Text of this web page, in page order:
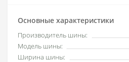
Основные характеристики
Производитель шины:
Модель шины:
Ширина шины: